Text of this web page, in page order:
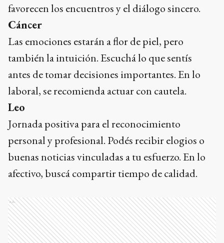
favorecen los encuentros y el diálogo sincero.
Cáncer
Las emociones estarán a flor de piel, pero
también la intuición. Escuchá lo que sentís
antes de tomar decisiones importantes. En lo
laboral, se recomienda actuar con cautela.
Leo
Jornada positiva para el reconocimiento
personal y profesional. Podés recibir elogios o
buenas noticias vinculadas a tu esfuerzo. En lo
afectivo, buscá compartir tiempo de calidad.
Ads